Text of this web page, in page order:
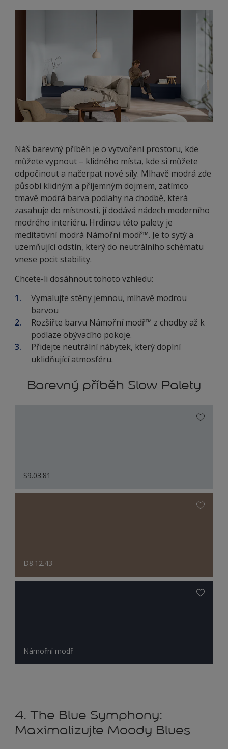
Náš barevný příběh je o vytvoření prostoru, kde
můžete vypnout – klidného místa, kde si můžete
odpočinout a načerpat nové síly. Mlhavě modrá zde
působí klidným a příjemným dojmem, zatímco
tmavě modrá barva podlahy na chodbě, která
zasahuje do místnosti, jí dodává nádech moderního
modrého interiéru. Hrdinou této palety je
meditativní modrá Námořní modř™. Je to sytý a
uzemňující odstín, který do neutrálního schématu
vnese pocit stability.
Chcete-li dosáhnout tohoto vzhledu:
Vymalujte stěny jemnou, mlhavě modrou
barvou
Rozšiřte barvu Námořní modř™ z chodby až k
podlaze obývacího pokoje.
Přidejte neutrální nábytek, který doplní
uklidňující atmosféru.
Barevný příběh Slow Palety
S9.03.81
D8.12.43
Námořní modř
4. The Blue Symphony:
Maximalizujte Moody Blues